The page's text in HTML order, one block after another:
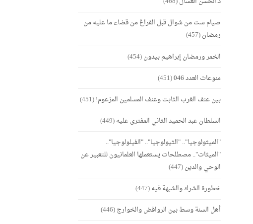
صيام ست من شوال قبل الفراغ من قضاء ما عليه من
رمضان(457)
الخمر ورمضان إبراهيم بيدون(454)
منوعات العدد 046
(451)
بين عنف الغرب الثابت وعنف المسلمين المزعوم!(451)
السلطان عبد الحميد الثاني المفترى عليه(449)
"الميثولوجيا".. "الثيولوجيا".. "الفيلولوجيا"..
"الميثات".. مصطلحات يستعملها العلمانيون للتعبير عن
الوحي والدين(447)
خطورة الشرك والشبهة فيه(447)
أهل السنة وسط بين الروافض والخوارج(446)